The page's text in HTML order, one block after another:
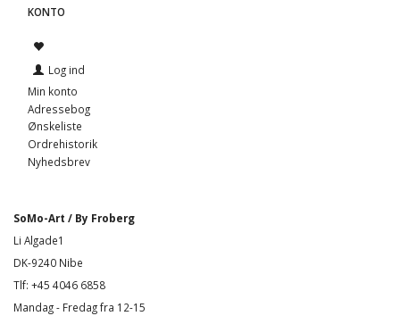
KONTO
Log ind
Min konto
Adressebog
Ønskeliste
Ordrehistorik
Nyhedsbrev
SoMo-Art / By Froberg
Li Algade1
DK-9240 Nibe
Tlf: +45 4046 6858
Mandag - Fredag fra 12-15